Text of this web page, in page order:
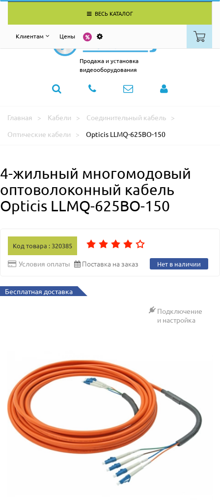
ВЕСЬ КАТАЛОГ
Клиентам Цены
Продажа и установка
видеооборудования
Главная Кабели
Соединительный кабель
Оптические кабели
Opticis LLMQ-625BO-150
4-жильный многомодовый
оптоволоконный кабель
Opticis LLMQ-625BO-150
Код товара : 320385
Условия оплаты Поставка на заказ Нет в наличии
Бесплатная доставка
Подключение
и настройка